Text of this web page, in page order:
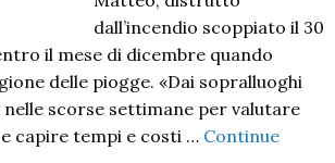
dall’incendio scoppiato il 30
il mese di dicembre quando
delle piogge. «Dai sopralluoghi
scorse settimane per valutare
capire tempi e costi … Continue